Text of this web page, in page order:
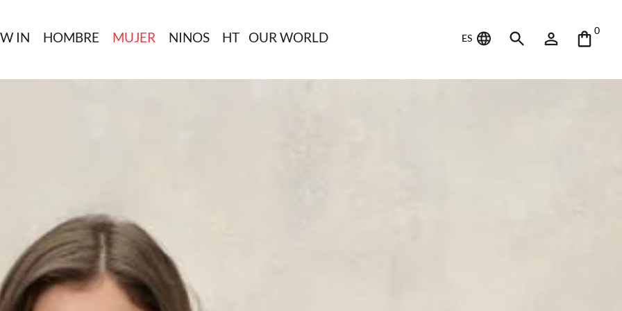
IN HOMBRE MUJER NINOS HT OUR WORLD ES
0